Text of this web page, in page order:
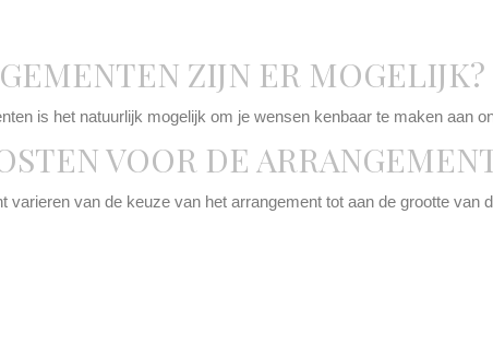
ZIJN ER MOGELIJK?
is het natuurlijk mogelijk om je wensen kenbaar te maken aan
VOOR DE
varieren van de keuze van het arrangement tot aan de grootte